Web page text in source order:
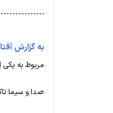
به گزارش
مربوط به
صدا و سیما